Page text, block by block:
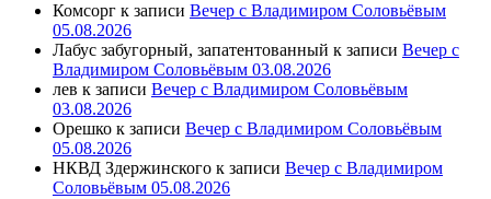
Комсорг к записи Вечер с Владимиром Соловьёвым
05.08.2026
Лабус забугорный, запатентованный к записи Вечер с
Владимиром Соловьёвым 03.08.2026
лев к записи Вечер с Владимиром Соловьёвым
03.08.2026
Орешко к записи Вечер с Владимиром Соловьёвым
05.08.2026
НКВД Здержинского к записи Вечер с Владимиром
Соловьёвым 05.08.2026